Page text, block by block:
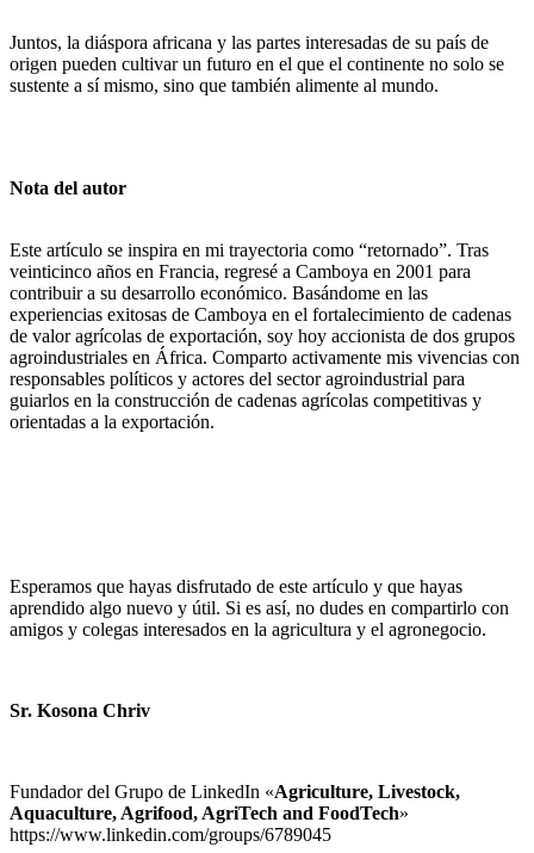
Juntos, la diáspora africana y las partes interesadas de su país de
origen pueden cultivar un futuro en el que el continente no solo se
sustente a sí mismo, sino que también alimente al mundo.
Nota del autor
Este artículo se inspira en mi trayectoria como “retornado”. Tras
veinticinco años en Francia, regresé a Camboya en 2001 para
contribuir a su desarrollo económico. Basándome en las
experiencias exitosas de Camboya en el fortalecimiento de cadenas
de valor agrícolas de exportación, soy hoy accionista de dos grupos
agroindustriales en África. Comparto activamente mis vivencias con
responsables políticos y actores del sector agroindustrial para
guiarlos en la construcción de cadenas agrícolas competitivas y
orientadas a la exportación.
Esperamos que hayas disfrutado de este artículo y que hayas
aprendido algo nuevo y útil. Si es así, no dudes en compartirlo con
amigos y colegas interesados en la agricultura y el agronegocio.
Sr. Kosona Chriv
Fundador del Grupo de LinkedIn «Agriculture, Livestock,
Aquaculture, Agrifood, AgriTech and FoodTech»
https://www.linkedin.com/groups/6789045